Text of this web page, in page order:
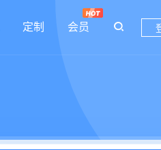
定制 会员